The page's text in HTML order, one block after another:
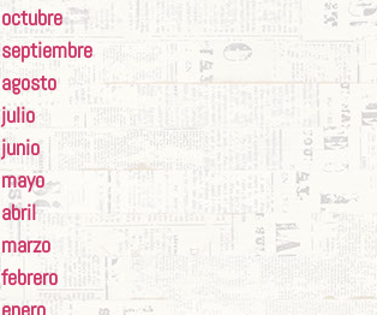
octubre
septiembre
agosto
julio
junio
mayo
abril
marzo
febrero